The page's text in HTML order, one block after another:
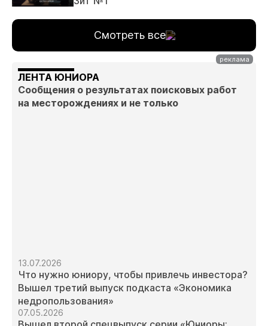
Смотреть все
ЛЕНТА ЮНИОРА
Сообщения о результатах поисковых работ
на месторождениях и не только
13.07.2026
Что нужно юниору, чтобы привлечь инвестора?
Вышел третий выпуск подкаста «Экономика
недропользования»
07.05.2026